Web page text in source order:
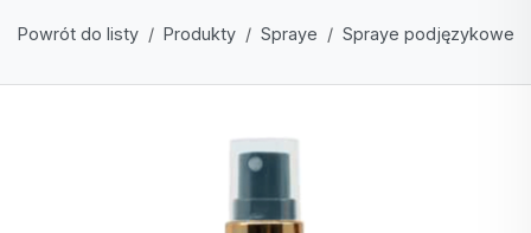
Powrót do listy Produkty Spraye Spraye podjęzykowe